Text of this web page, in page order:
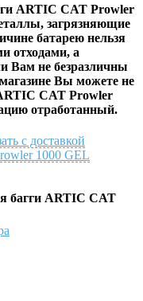
ARTIC CAT Prowler
загрязняющие
батарею нельзя
отходами, а
Вам не безразличны
Вы можете не
CAT Prowler
отработанный.
с доставкой
1000 GEL
багги ARTIC CAT